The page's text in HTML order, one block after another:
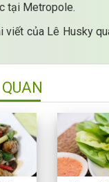
tại Metropole.
viết của Lê Husky